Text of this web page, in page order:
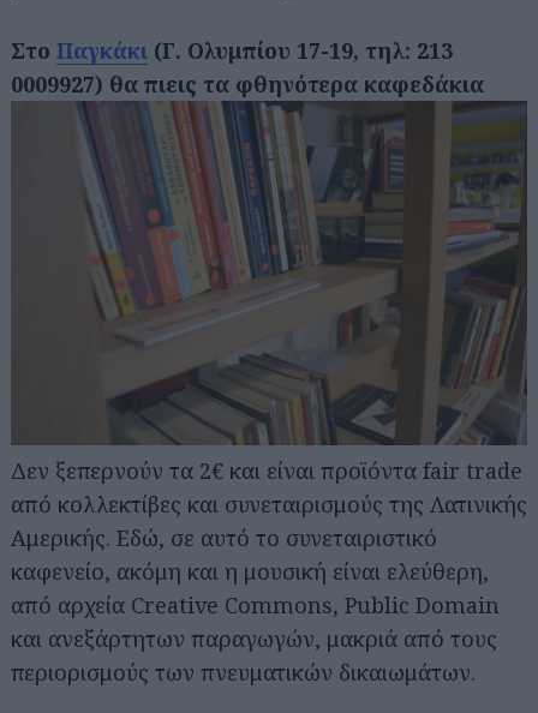
Στο Παγκάκι (Γ. Ολυμπίου 17-19, τηλ: 213
0009927) θα πιεις τα φθηνότερα καφεδάκια
Δεν ξεπερνούν τα 2€ και είναι προϊόντα fair trade
από κολλεκτίβες και συνεταιρισμούς της Λατινικής
Αμερικής. Εδώ, σε αυτό το συνεταιριστικό
καφενείο, ακόμη και η μουσική είναι ελεύθερη,
από αρχεία Creative Commons, Public Domain
και ανεξάρτητων παραγωγών, μακριά από τους
περιορισμούς των πνευματικών δικαιωμάτων.